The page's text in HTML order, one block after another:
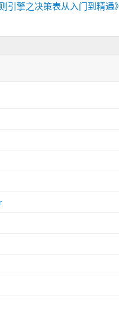
引擎之决策表从入门到精通》